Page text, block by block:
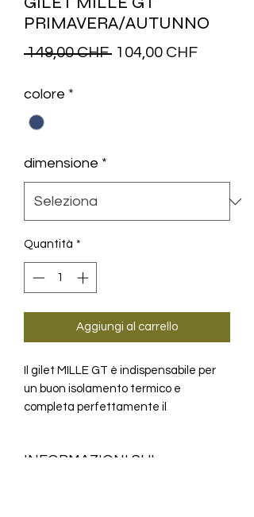
PRIMAVERA/AUTUNNO
149,00 CHF Prezzo
104,00 CHFPrezzo
colore *
dimensione *
Quantità *
Aggiungi al carrello
Il gilet MILLE GT è indispensabile per
un buon isolamento termico e
completa perfettamente il
INFORMAZIONI SUL